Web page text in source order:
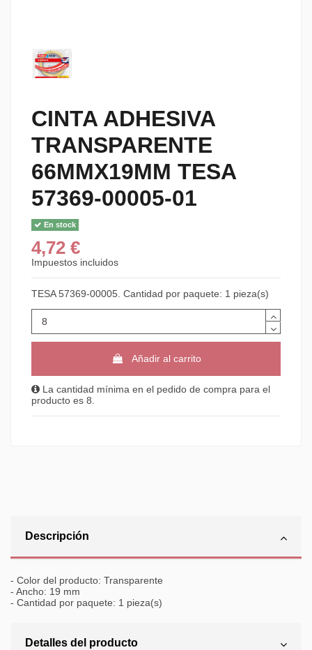
CINTA ADHESIVA
TRANSPARENTE
66MMX19MM TESA
57369-00005-01
En stock
4,72 €
Impuestos incluidos
TESA 57369-00005. Cantidad por paquete: 1 pieza(s)
Añadir al carrito
La cantidad mínima en el pedido de compra para el
producto es 8.
Descripción
- Color del producto: Transparente
- Ancho: 19 mm
- Cantidad por paquete: 1 pieza(s)
Detalles del producto